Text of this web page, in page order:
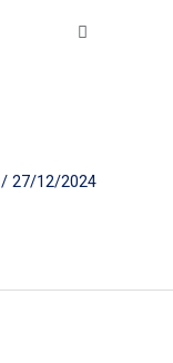
/ 27/12/2024